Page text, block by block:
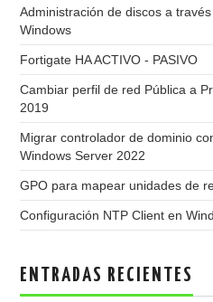
Administración de discos a
Windows
Fortigate HA ACTIVO - PASIVO
Cambiar perfil de red Pública a
2019
Migrar controlador de dominio
Windows Server 2022
GPO para mapear unidades de
Configuración NTP Client en
ENTRADAS RECIENTES